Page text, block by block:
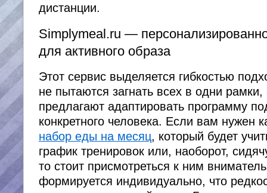
дистанции.
Simplymeal.ru —
для активного образа
Этот сервис выделяется гибкостью
не пытаются загнать всех в одни рамки,
предлагают адаптировать программу
конкретного человека. Если вам нужен
набор еды на месяц, который будет
график тренировок или, наоборот,
то стоит присмотреться к ним
формируется индивидуально, что